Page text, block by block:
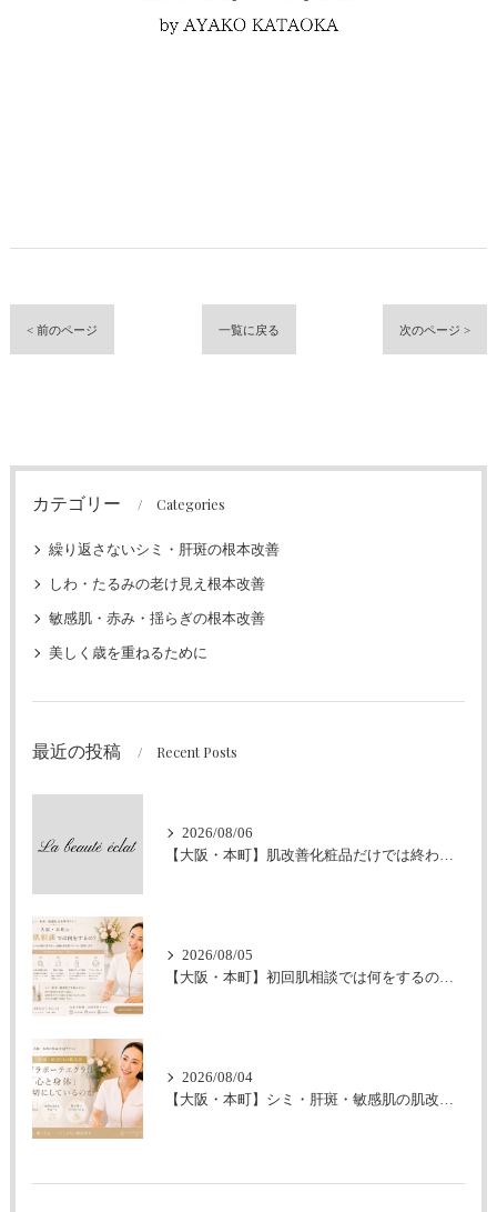
< 前のページ 一覧に戻る 次のページ >
カテゴリー Categories
繰り返さないシミ・肝斑の根本改善
しわ・たるみの老け見え根本改善
敏感肌・赤み・揺らぎの根本改善
美しく歳を重ねるために
最近の投稿 Recent Posts
2026/08/06
【大阪・本町】肌改善化粧品だけでは終わらせません｜ラボーテエクラが伴走型の肌改善にこだわる理由
2026/08/05
【大阪・本町】初回肌相談では何をするの？｜シミ・肝斑・敏感肌改善専門サロン
2026/08/04
【大阪・本町】シミ・肝斑・敏感肌の肌改善｜なぜラボーテエクラは「心と身体」も大切にしているのか